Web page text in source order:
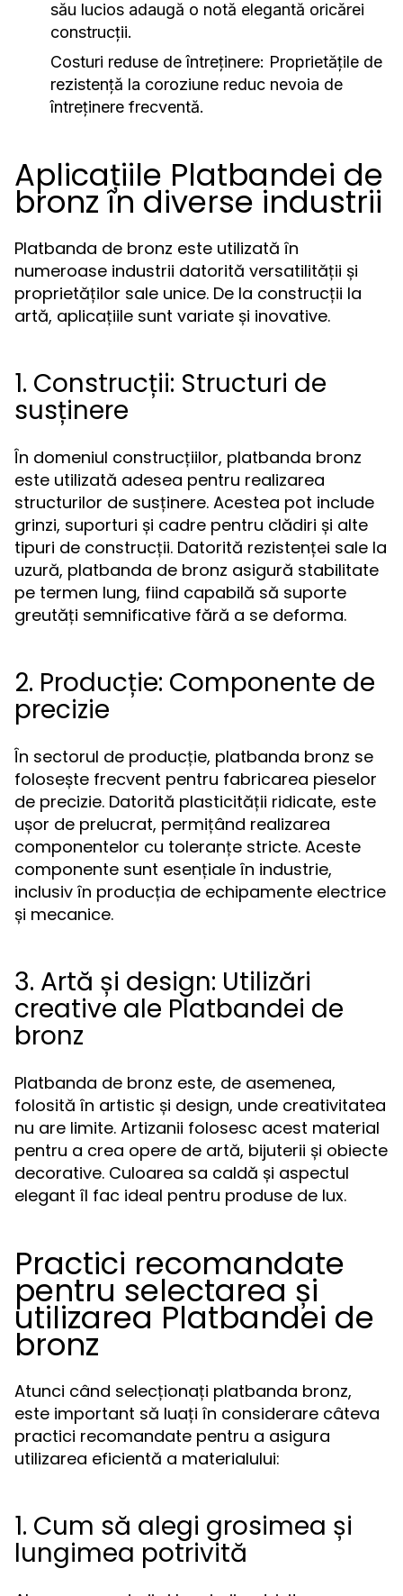
său lucios adaugă o notă elegantă oricărei
construcții.
Costuri reduse de întreținere: Proprietățile de
rezistență la coroziune reduc nevoia de
întreținere frecventă.
Aplicațiile Platbandei de
bronz în diverse industrii
Platbanda de bronz este utilizată în
numeroase industrii datorită versatilității și
proprietăților sale unice. De la construcții la
artă, aplicațiile sunt variate și inovative.
1. Construcții: Structuri de
susținere
În domeniul construcțiilor, platbanda bronz
este utilizată adesea pentru realizarea
structurilor de susținere. Acestea pot include
grinzi, suporturi și cadre pentru clădiri și alte
tipuri de construcții. Datorită rezistenței sale la
uzură, platbanda de bronz asigură stabilitate
pe termen lung, fiind capabilă să suporte
greutăți semnificative fără a se deforma.
2. Producție: Componente de
precizie
În sectorul de producție, platbanda bronz se
folosește frecvent pentru fabricarea pieselor
de precizie. Datorită plasticității ridicate, este
ușor de prelucrat, permițând realizarea
componentelor cu toleranțe stricte. Aceste
componente sunt esențiale în industrie,
inclusiv în producția de echipamente electrice
și mecanice.
3. Artă și design: Utilizări
creative ale Platbandei de
bronz
Platbanda de bronz este, de asemenea,
folosită în artistic și design, unde creativitatea
nu are limite. Artizanii folosesc acest material
pentru a crea opere de artă, bijuterii și obiecte
decorative. Culoarea sa caldă și aspectul
elegant îl fac ideal pentru produse de lux.
Practici recomandate
pentru selectarea și
utilizarea Platbandei de
bronz
Atunci când selecționați platbanda bronz,
este important să luați în considerare câteva
practici recomandate pentru a asigura
utilizarea eficientă a materialului:
1. Cum să alegi grosimea și
lungimea potrivită